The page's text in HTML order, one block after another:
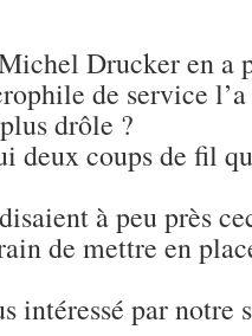
Drucker en a
de service
drôle ?
deux coups de fil
à peu près
de mettre en
intéressé par notre